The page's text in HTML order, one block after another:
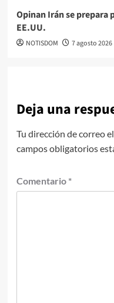
Opinan Irán se
EE.UU.
NOTISDOM 7 agosto 2026
Deja una
Tu dirección de correo
campos obligatorios
Comentario *